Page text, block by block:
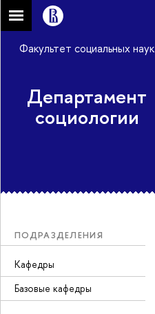
Факультет социальных наук
Департамент
социологии
ПОДРАЗДЕЛЕНИЯ
Кафедры
Базовые кафедры